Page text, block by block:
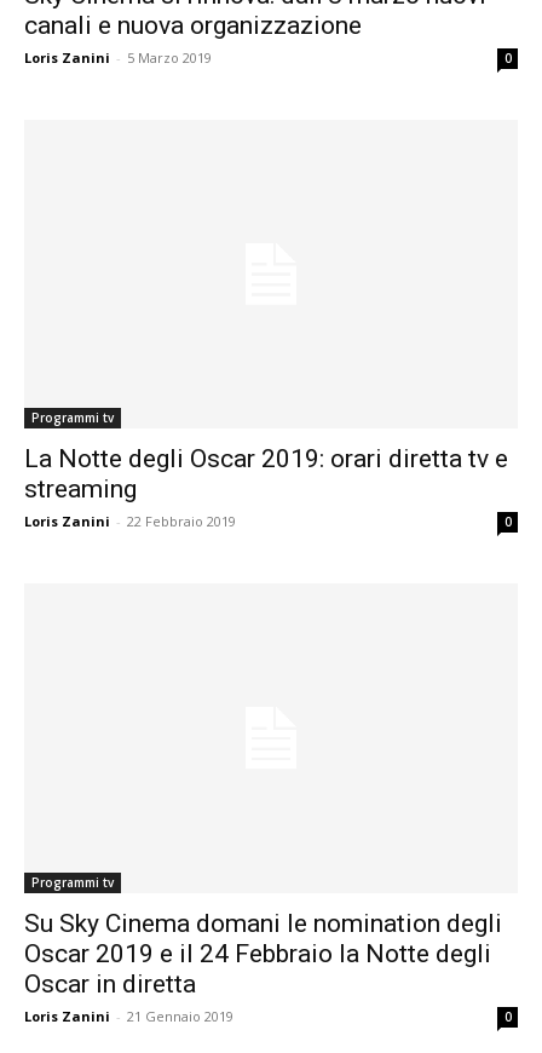
canali e nuova organizzazione
Loris Zanini - 5 Marzo 2019 0
Programmi tv
La Notte degli Oscar 2019: orari diretta tv e
streaming
Loris Zanini - 22 Febbraio 2019 0
Programmi tv
Su Sky Cinema domani le nomination degli
Oscar 2019 e il 24 Febbraio la Notte degli
Oscar in diretta
Loris Zanini - 21 Gennaio 2019 0